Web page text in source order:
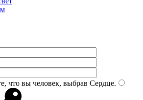
что вы человек, выбрав Сердце.